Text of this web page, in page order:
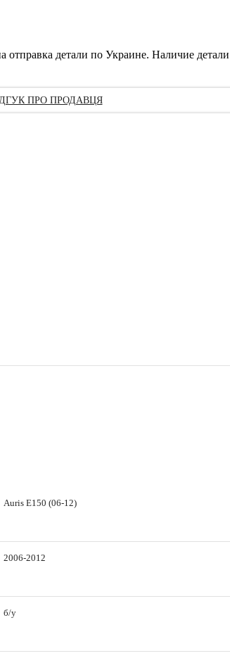
детали по Украине. Наличие
ПРО ПРОДАВЦЯ
Auris E150 (06-12)
2006-2012
б/у